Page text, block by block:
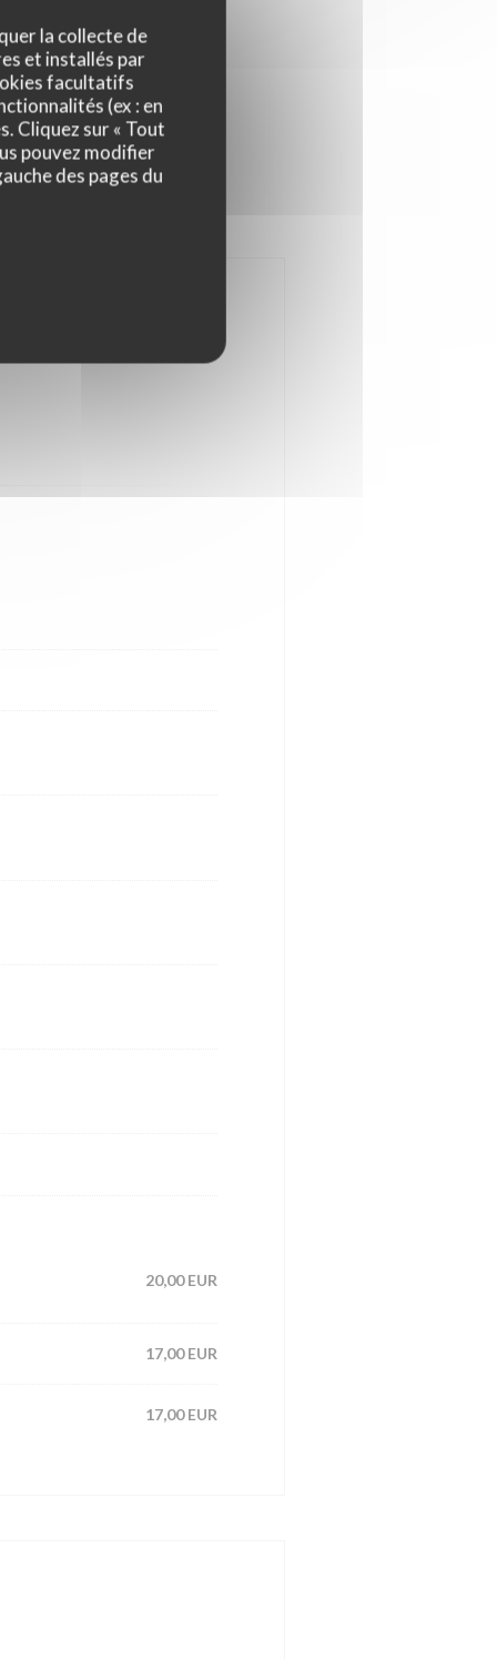
la collecte de
et installés par
facultatifs
(ex : en
Cliquez sur « Tout
pouvez modifier
des pages du
20,00 EUR
17,00 EUR
17,00 EUR